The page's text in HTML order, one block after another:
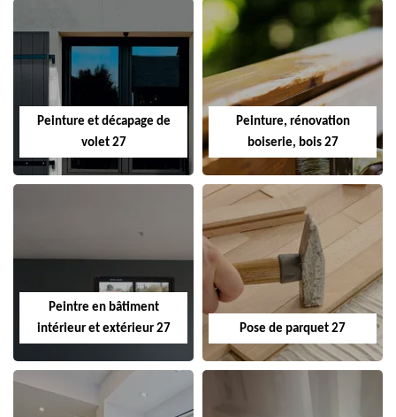
Peinture et décapage de
volet 27
Peinture, rénovation
boiserie, bois 27
Peintre en bâtiment
intérieur et extérieur 27
Pose de parquet 27